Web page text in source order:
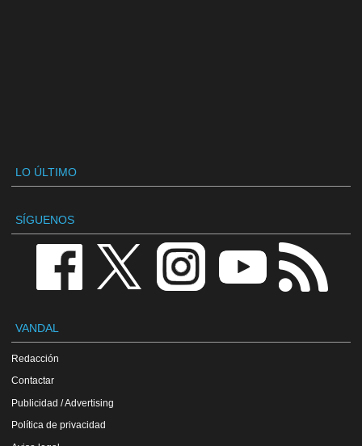
LO ÚLTIMO
SÍGUENOS
VANDAL
Redacción
Contactar
Publicidad / Advertising
Política de privacidad